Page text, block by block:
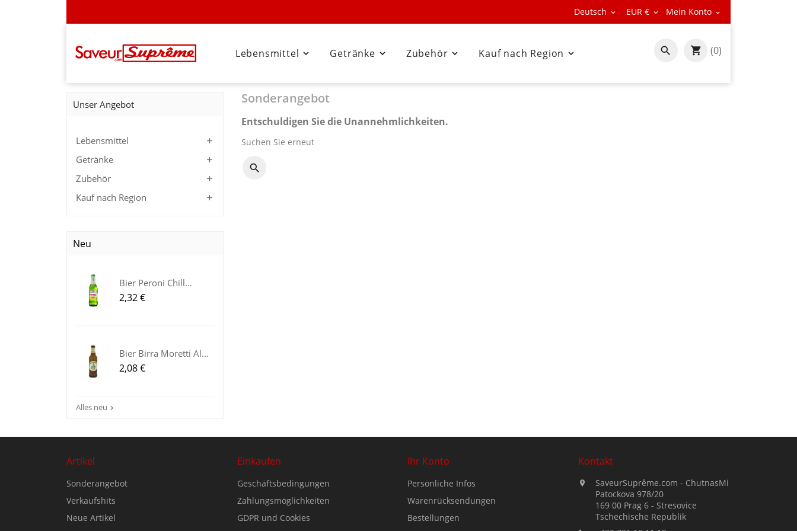
Deutsch  EUR €  Mein Konto 

Lebensmittel 
Getränke 
Zubehör 
Kauf nach Region  (0)
Unser Angebot
Lebensmittel 
Getränke 
Zubehör 
Kauf nach Region 
Neu
Bier Peroni Chill
Lemon aus...
Preis
2,32 €
Bier Birra Moretti Al...
Preis
2,08 €
Alles neu 
Sonderangebot
Entschuldigen Sie die Unannehmlichkeiten.
Suchen Sie erneut
Artikel
Sonderangebot
Verkaufshits
Neue Artikel
Einkaufen
Geschäftsbedingungen
Zahlungsmöglichkeiten
GDPR und Cookies
Ihr Konto
Persönliche Infos
Warenrücksendungen
Bestellungen
Kontakt

SaveurSuprême.com - ChutnasMi
Patockova 978/20
169 00 Prag 6 - Stresovice
Tschechische Republik